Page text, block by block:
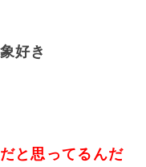
好き
と思ってるんだ